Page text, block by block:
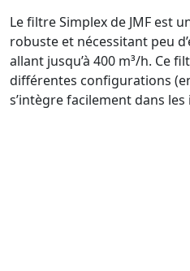
Le filtre Simplex de JMF est
robuste et nécessitant peu
allant jusqu’à 400 m³/h. Ce
différentes configurations
s’intègre facilement dans